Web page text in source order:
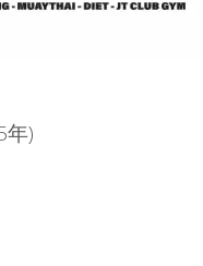
年)